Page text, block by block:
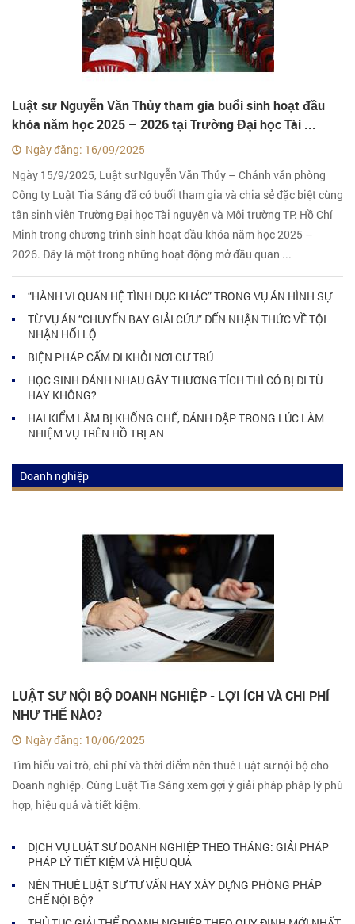
Luật sư Nguyễn Văn Thủy tham gia buổi sinh hoạt đầu
khóa năm học 2025 – 2026 tại Trường Đại học Tài ...
Ngày đăng: 16/09/2025
Ngày 15/9/2025, Luật sư Nguyễn Văn Thủy – Chánh văn phòng
Công ty Luật Tia Sáng đã có buổi tham gia và chia sẻ đặc biệt cùng
tân sinh viên Trường Đại học Tài nguyên và Môi trường TP. Hồ Chí
Minh trong chương trình sinh hoạt đầu khóa năm học 2025 –
2026. Đây là một trong những hoạt động mở đầu quan ...
“HÀNH VI QUAN HỆ TÌNH DỤC KHÁC” TRONG VỤ ÁN HÌNH SỰ
TỪ VỤ ÁN “CHUYẾN BAY GIẢI CỨU” ĐẾN NHẬN THỨC VỀ TỘI
NHẬN HỐI LỘ
BIỆN PHÁP CẤM ĐI KHỎI NƠI CƯ TRÚ
HỌC SINH ĐÁNH NHAU GÂY THƯƠNG TÍCH THÌ CÓ BỊ ĐI TÙ
HAY KHÔNG?
HAI KIỂM LÂM BỊ KHỐNG CHẾ, ĐÁNH ĐẬP TRONG LÚC LÀM
NHIỆM VỤ TRÊN HỒ TRỊ AN
Doanh nghiệp
Tư vấn luật thuế
LUẬT SƯ NỘI BỘ DOANH NGHIỆP - LỢI ÍCH VÀ CHI PHÍ
NHƯ THẾ NÀO?
Ngày đăng: 10/06/2025
Tìm hiểu vai trò, chi phí và thời điểm nên thuê Luật sư nội bộ cho
Doanh nghiệp. Cùng Luật Tia Sáng xem gợi ý giải pháp pháp lý phù
hợp, hiệu quả và tiết kiệm.
DỊCH VỤ LUẬT SƯ DOANH NGHIỆP THEO THÁNG: GIẢI PHÁP
PHÁP LÝ TIẾT KIỆM VÀ HIỆU QUẢ
NÊN THUÊ LUẬT SƯ TƯ VẤN HAY XÂY DỰNG PHÒNG PHÁP
CHẾ NỘI BỘ?